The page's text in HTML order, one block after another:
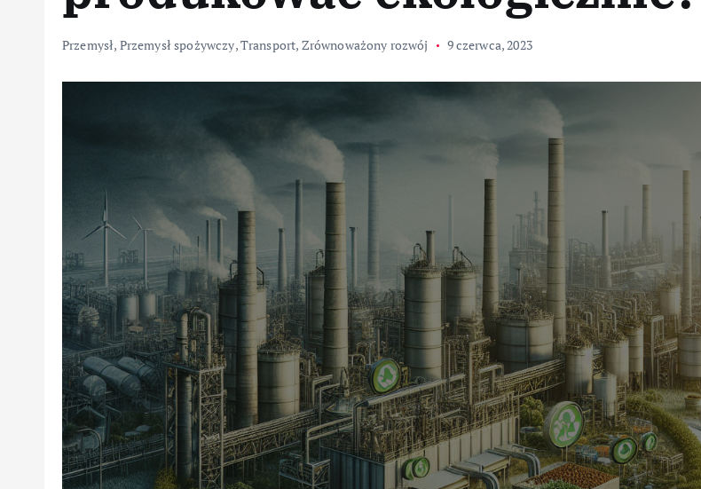
Przemysł, Przemysł spożywczy,Transport, Zrównoważony rozwój 9 czerwca, 2023